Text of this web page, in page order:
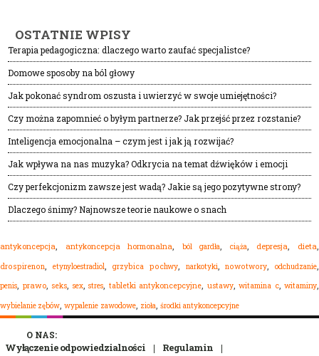
OSTATNIE WPISY
Terapia pedagogiczna: dlaczego warto zaufać specjalistce?
Domowe sposoby na ból głowy
Jak pokonać syndrom oszusta i uwierzyć w swoje umiejętności?
Czy można zapomnieć o byłym partnerze? Jak przejść przez rozstanie?
Inteligencja emocjonalna – czym jest i jak ją rozwijać?
Jak wpływa na nas muzyka? Odkrycia na temat dźwięków i emocji
Czy perfekcjonizm zawsze jest wadą? Jakie są jego pozytywne strony?
Dlaczego śnimy? Najnowsze teorie naukowe o snach
antykoncepcja antykoncepcja hormonalna ból gardła ciąża depresja ,dieta
drospirenon etynyloestradiol grzybica pochwy narkotyki ,nowotwory ,odchudzanie
penis prawo, seks sex, stres tabletki antykoncepcyjne ustawy, witamina c, witaminy
wybielanie zębów wypalenie zawodowe zioła środki antykoncepcyjne
O NAS:
Wyłączenie odpowiedzialności
Regulamin